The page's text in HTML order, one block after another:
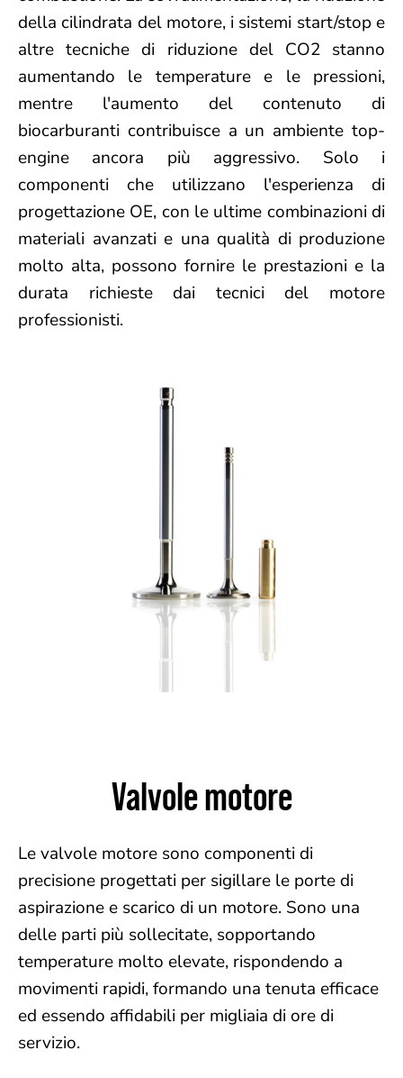
della cilindrata del motore, i sistemi start/stop e
altre tecniche di riduzione del CO2 stanno
aumentando le temperature e le pressioni,
mentre l'aumento del contenuto di
biocarburanti contribuisce a un ambiente top-
engine ancora più aggressivo. Solo i
componenti che utilizzano l'esperienza di
progettazione OE, con le ultime combinazioni di
materiali avanzati e una qualità di produzione
molto alta, possono fornire le prestazioni e la
durata richieste dai tecnici del motore
professionisti.
Valvole motore
Le valvole motore sono componenti di
precisione progettati per sigillare le porte di
aspirazione e scarico di un motore. Sono una
delle parti più sollecitate, sopportando
temperature molto elevate, rispondendo a
movimenti rapidi, formando una tenuta efficace
ed essendo affidabili per migliaia di ore di
servizio.